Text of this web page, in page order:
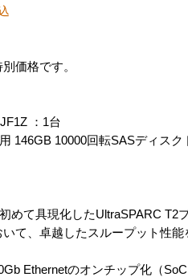
価格です。
：1台
146GB 10000回転SASディス
めて具現化したUltraSPARC T2
て、卓越したスループット性能
Ethernetのオンチップ化（SoC